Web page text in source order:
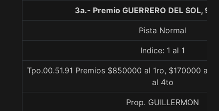
3a.- Premio GUERRERO DEL SOL,
Pista Normal
Indice: 1 al 1
Tpo.00.51.91 Premios $850000 al 1ro, $170000 al
al 4to
Prop. GUILLERMON